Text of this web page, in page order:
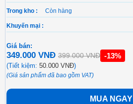
Trong kho : Còn hàng
Khuyến mại :
Giá bán:
349.000 VNĐ 399.000 VNĐ -13%
(Tiết kiệm: 50.000 VNĐ)
(Giá sản phẩm đã bao gồm VAT)
MUA NGAY